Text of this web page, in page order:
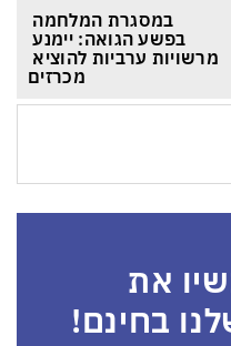
במסגרת המלחמה
בפשע הגואה: יימנע
מרשויות ערביות להוציא
מכרזים
את
בחינם!